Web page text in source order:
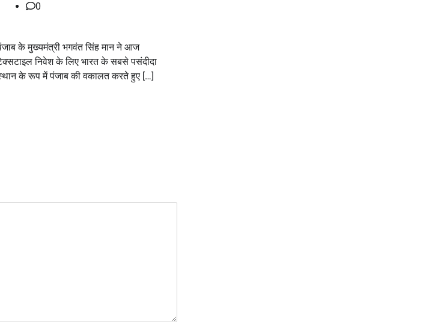
0
के मुख्यमंत्री भगवंत सिंह मान ने आज
निवेश के लिए भारत के सबसे पसंदीदा
के रूप में पंजाब की वकालत करते हुए […]